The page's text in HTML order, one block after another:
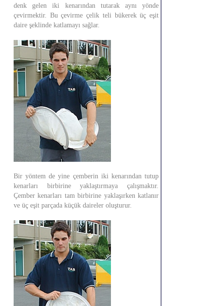
denk gelen iki kenarından tutarak aynı yönde
çevirmektir. Bu çevirme çelik teli bükerek üç eşit
daire şeklinde katlamayı sağlar.
Bir yöntem de yine çemberin iki kenarından tutup
kenarları birbirine yaklaştırmaya çalışmaktır.
Çember kenarları tam birbirine yaklaşırken katlanır
ve üç eşit parçada küçük daireler oluşturur.